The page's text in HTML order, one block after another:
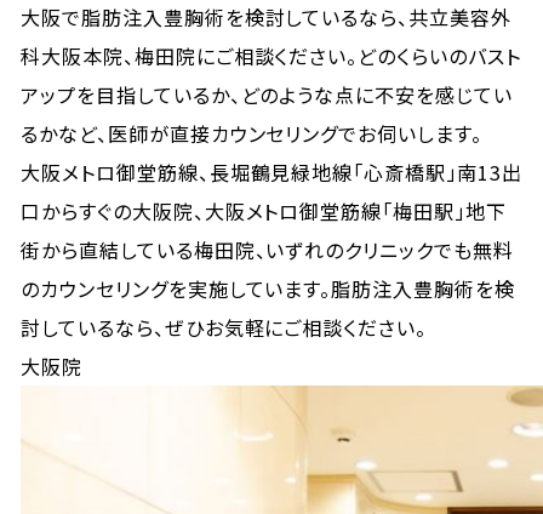
大阪で脂肪注入豊胸術を検討しているなら、共立美容外
科大阪本院、梅田院にご相談ください。どのくらいのバスト
アップを目指しているか、どのような点に不安を感じてい
るかなど、医師が直接カウンセリングでお伺いします。
大阪メトロ御堂筋線、長堀鶴見緑地線「心斎橋駅」南13出
口からすぐの大阪院、大阪メトロ御堂筋線「梅田駅」地下
街から直結している梅田院、いずれのクリニックでも無料
のカウンセリングを実施しています。脂肪注入豊胸術を検
討しているなら、ぜひお気軽にご相談ください。
大阪院